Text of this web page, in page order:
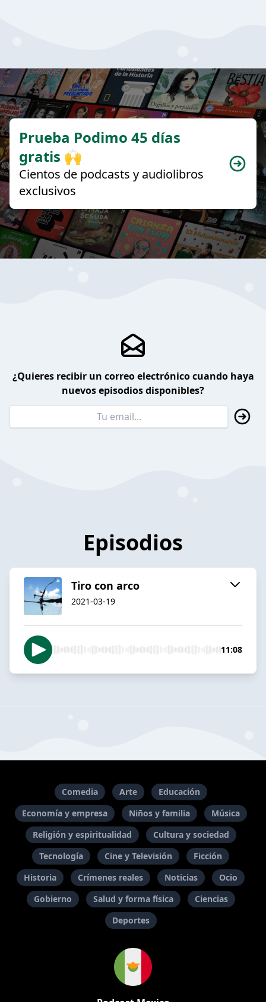
Prueba Podimo 45 días
gratis 🙌
Cientos de podcasts y audiolibros
exclusivos
¿Quieres recibir un correo electrónico cuando haya
nuevos episodios disponibles?
Episodios
Tiro con arco
2021-03-19
11:08
Comedia Arte
Educación
Economía y empresa
Niños y familia
Música
Religión y espiritualidad
Cultura y sociedad
Tecnología
Cine y Televisión
Ficción
Historia
Crímenes reales Noticias
Ocio
Gobierno
Salud y forma física
Ciencias
Deportes